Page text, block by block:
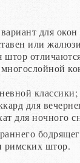
для
или
штор
классики;
для
для ночного
римских штор.